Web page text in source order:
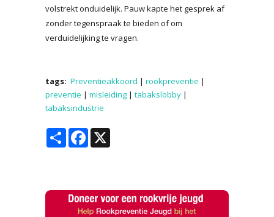
volstrekt onduidelijk. Pauw kapte het gesprek af
zonder tegenspraak te bieden of om
verduidelijking te vragen.
tags: Preventieakkoord | rookpreventie |
preventie | misleiding | tabakslobby |
tabaksindustrie
Share Facebook